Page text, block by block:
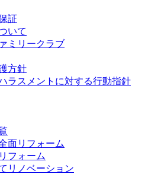
証
いて
ミリークラブ
方針
ラスメントに対する行動指針
面リフォーム
フォーム
リノベーション